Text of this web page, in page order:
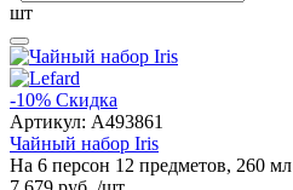
шт
-10% Скидка
Артикул: A493861
Чайный набор Iris
На 6 персон 12 предметов, 260 мл